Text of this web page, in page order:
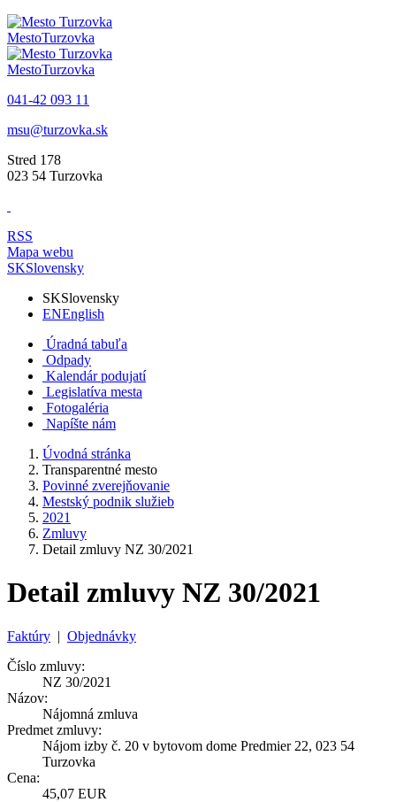
MestoTurzovka
MestoTurzovka
041-42 093 11
msu@turzovka.sk
Stred 178
023 54 Turzovka
RSS
Mapa webu
SKSlovensky
SKSlovensky
ENEnglish
Úradná tabuľa
Odpady
Kalendár podujatí
Legislatíva mesta
Fotogaléria
Napíšte nám
Úvodná stránka
Transparentné mesto
Povinné zverejňovanie
Mestský podnik služieb
2021
Zmluvy
Detail zmluvy NZ 30/2021
Detail zmluvy NZ 30/2021
Faktúry | Objednávky
Číslo zmluvy:
NZ 30/2021
Názov:
Nájomná zmluva
Predmet zmluvy:
Nájom izby č. 20 v bytovom dome Predmier 22, 023 54
Turzovka
Cena:
45,07 EUR